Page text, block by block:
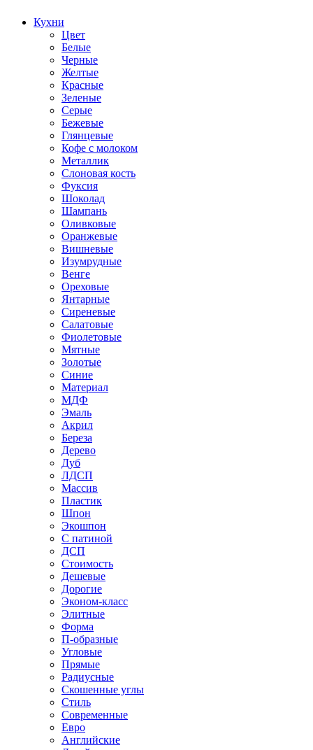
Кухни
Цвет
Белые
Черные
Желтые
Красные
Зеленые
Серые
Бежевые
Глянцевые
Кофе с молоком
Металлик
Слоновая кость
Фуксия
Шоколад
Шампань
Оливковые
Оранжевые
Вишневые
Изумрудные
Венге
Ореховые
Янтарные
Сиреневые
Салатовые
Фиолетовые
Мятные
Золотые
Синие
Материал
МДФ
Эмаль
Акрил
Береза
Дерево
Дуб
ЛДСП
Массив
Пластик
Шпон
Экошпон
С патиной
ДСП
Стоимость
Дешевые
Дорогие
Эконом-класс
Элитные
Форма
П-образные
Угловые
Прямые
Радиусные
Скошенные углы
Стиль
Современные
Евро
Английские